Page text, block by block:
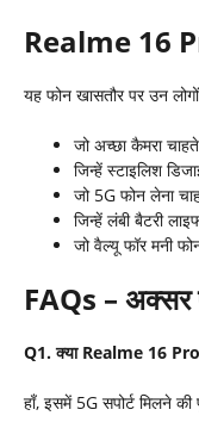
Realme 16
यह फोन खासतौर पर उन
जो अच्छा कैमरा
जिन्हें स्टाइलिश
जो 5G फोन लेना
जिन्हें लंबी बैटरी
जो वैल्यू फॉर मनी
FAQs – अक्सर
Q1.क्या Realme 16
हाँ, इसमें 5G सपोर्ट मिलने की